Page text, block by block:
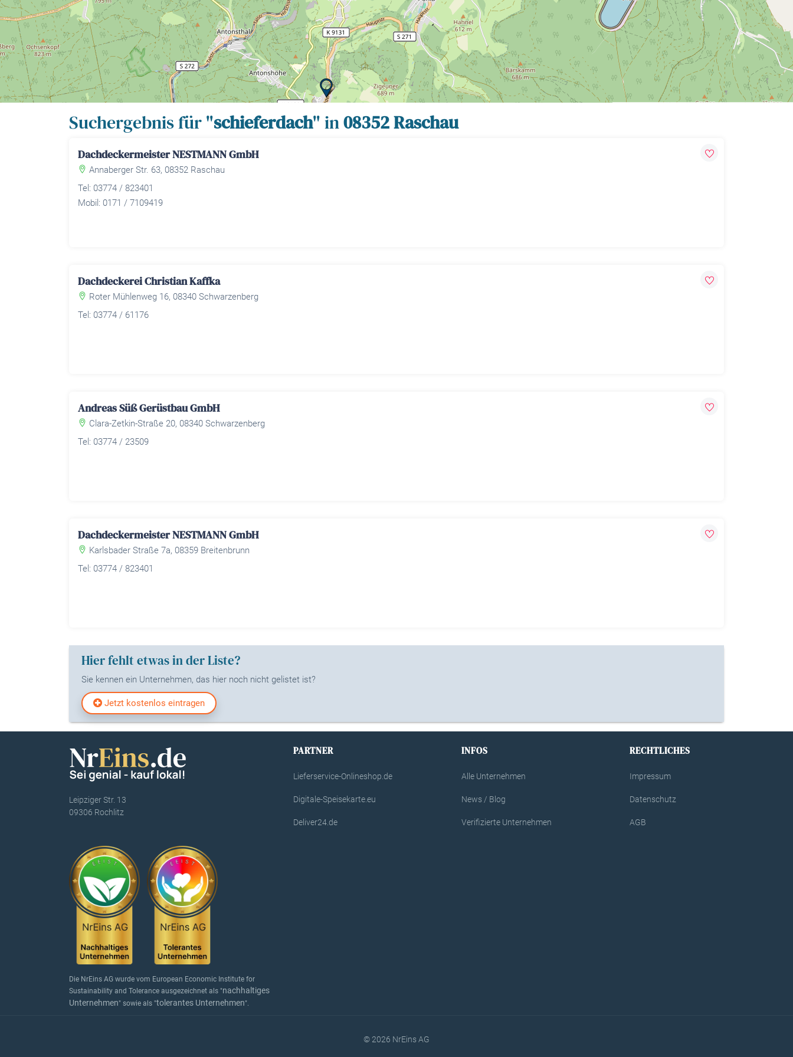
Suchergebnis für "schieferdach" in08352 Raschau
Dachdeckermeister NESTMANN GmbH
Annaberger Str. 63, 08352 Raschau
Tel: 03774 / 823401
Mobil: 0171 / 7109419
Dachdeckerei Christian Kaffka
Roter Mühlenweg 16, 08340 Schwarzenberg
Tel: 03774 / 61176
Andreas Süß Gerüstbau GmbH
Clara-Zetkin-Straße 20, 08340 Schwarzenberg
Tel: 03774 / 23509
Dachdeckermeister NESTMANN GmbH
Karlsbader Straße 7a, 08359 Breitenbrunn
Tel: 03774 / 823401
Hier fehlt etwas in der Liste?
Sie kennen ein Unternehmen, das hier noch nicht gelistet ist?
Jetzt kostenlos eintragen
Leipziger Str. 13
09306 Rochlitz
Die NrEins AG wurde vom European Economic Institute for
Sustainability and Tolerance ausgezeichnet als "nachhaltiges
Unternehmen" sowie als "tolerantes Unternehmen".
PARTNER
Lieferservice-Onlineshop.de
Digitale-Speisekarte.eu
Deliver24.de
INFOS
Alle Unternehmen
News / Blog
Verifizierte Unternehmen
RECHTLICHES
Impressum
Datenschutz
AGB
© 2026 NrEins AG